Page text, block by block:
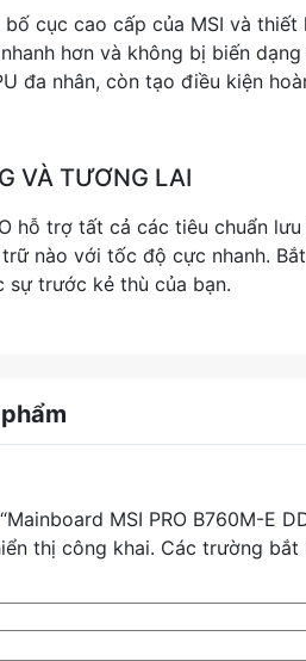
cục cao cấp của MSI và
hơn và không bị biến
đa nhân, còn tạo điều kiện
VÀ TƯƠNG LAI
hỗ trợ tất cả các tiêu chuẩn
nào với tốc độ cực nhanh.
sự trước kẻ thù của bạn.
MSI PRO B760M-E
thị công khai. Các trường bắt